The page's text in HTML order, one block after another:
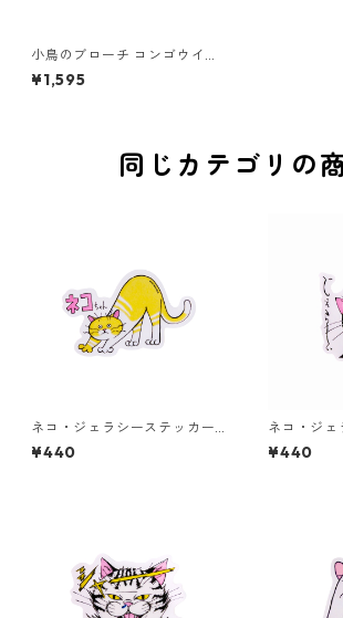
小鳥のブローチ コンゴウイン
コ
¥1,595
同じカテゴリの
ネコ・ジェラシーステッカー
クリーム
¥440
ネコ・ジェ
くろねこ
¥440